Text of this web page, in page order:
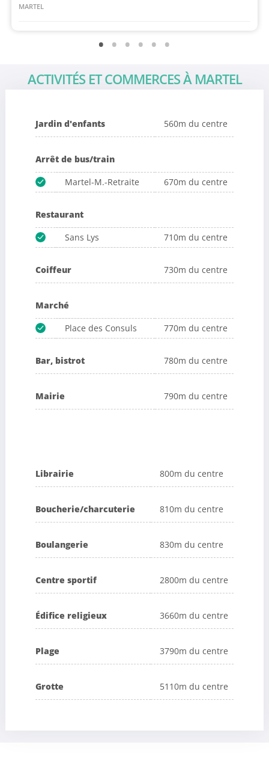
MARTEL
ACTIVITÉS ET COMMERCES À MARTEL
Jardin d'enfants 560m du centre
Arrêt de bus/train
Martel-M.-Retraite
670m du centre
Restaurant
Sans Lys
710m du centre
Coiffeur 730m du centre
Marché
Place des Consuls
770m du centre
Bar, bistrot 780m du centre
Mairie 790m du centre
Librairie 800m du centre
Boucherie/charcuterie 810m du centre
Boulangerie 830m du centre
Centre sportif 2800m du centre
Édifice religieux 3660m du centre
Plage 3790m du centre
Grotte 5110m du centre